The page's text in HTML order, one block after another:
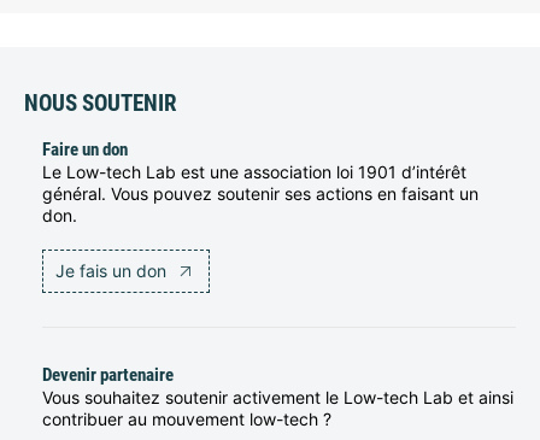
NOUS SOUTENIR
Faire un don
Le Low-tech Lab est une association loi 1901 d’intérêt
général. Vous pouvez soutenir ses actions en faisant un
don.
Je fais un don
Devenir partenaire
Vous souhaitez soutenir activement le Low-tech Lab et ainsi
contribuer au mouvement low-tech ?